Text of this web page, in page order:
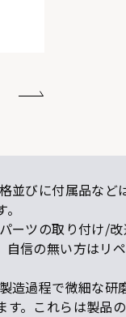
並びに付属品など
ーツの取り付け/
自信の無い方はリ
造過程で微細な研
す。これらは製品